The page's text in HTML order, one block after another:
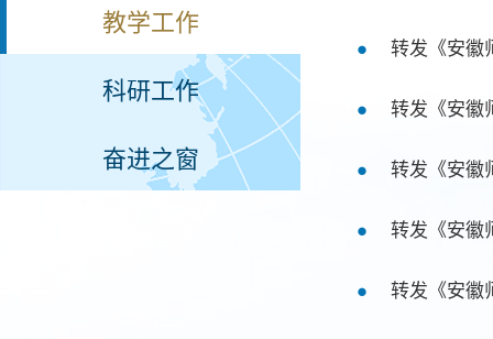
教学工作
科研工作
奋进之窗
转发《安徽
转发《安徽
转发《安徽
转发《安徽
转发《安徽